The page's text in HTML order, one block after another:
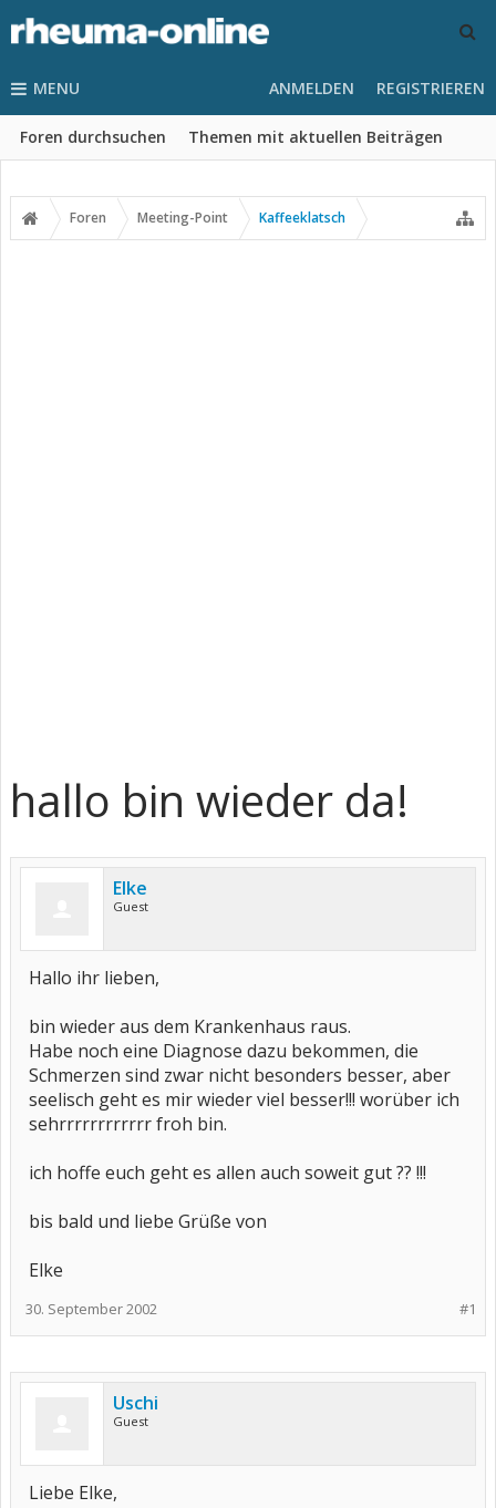
MENU
Foren durchsuchen Themen mit aktuellen Beiträgen
ANMELDEN REGISTRIEREN
Foren Meeting-Point Kaffeeklatsch
hallo bin wieder da!
Elke
Guest
Hallo ihr lieben,
bin wieder aus dem Krankenhaus raus.
Habe noch eine Diagnose dazu bekommen, die
Schmerzen sind zwar nicht besonders besser, aber
seelisch geht es mir wieder viel besser!!! worüber ich
sehrrrrrrrrrrrr froh bin.
ich hoffe euch geht es allen auch soweit gut ?? !!!
bis bald und liebe Grüße von
Elke
#1
30. September 2002
Uschi
Guest
Liebe Elke,